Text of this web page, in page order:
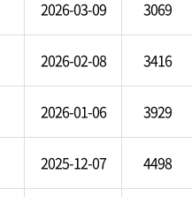
2026-03-09 3069
2026-02-08 3416
2026-01-06 3929
2025-12-07 4498